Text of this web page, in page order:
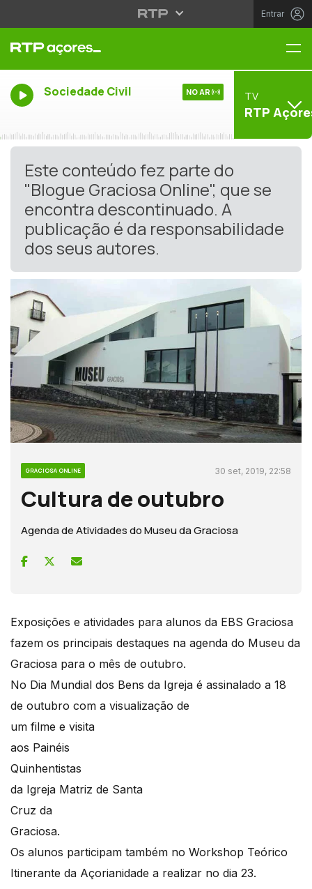
Entrar
Sociedade Civil NO AR TV
RTP
Este conteúdo fez parte do
"Blogue Graciosa Online", que se
encontra descontinuado. A
publicação é da responsabilidade
dos seus autores.
GRACIOSA ONLINE 30 set, 2019, 22:58
Cultura de outubro
Agenda de Atividades do Museu da Graciosa
Exposições e atividades para alunos da EBS Graciosa
fazem os principais destaques na agenda do Museu da
Graciosa para o mês de outubro.
No Dia Mundial dos Bens da Igreja é assinalado a 18
de outubro com a visualização de
um filme e visita
aos Painéis
Quinhentistas
da Igreja Matriz de Santa
Cruz da
Graciosa.
Os alunos participam também no Workshop Teórico
Itinerante da Açorianidade a realizar no dia 23.